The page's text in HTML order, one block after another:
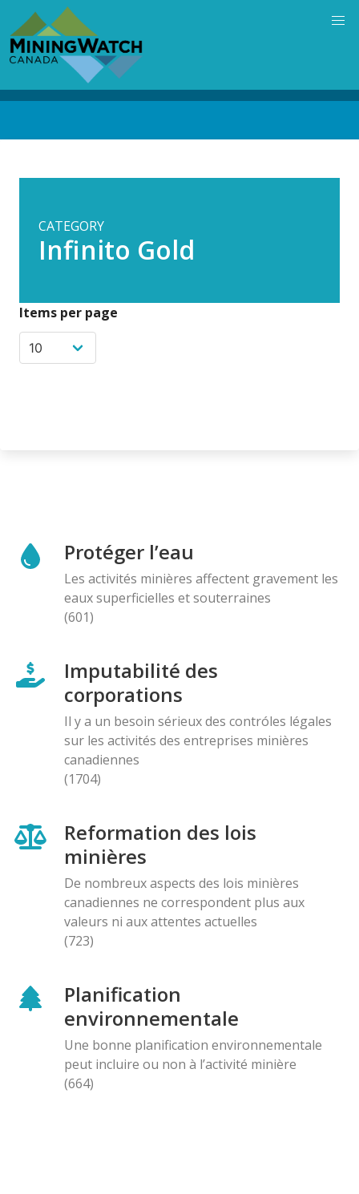
main
content
CATEGORY
Infinito Gold
Items per page
Protéger l’eau
Les activités minières affectent gravement les
eaux superficielles et souterraines
(601)
Imputabilité des
corporations
Il y a un besoin sérieux des contróles légales
sur les activités des entreprises minières
canadiennes
(1704)
Reformation des lois
minières
De nombreux aspects des lois minières
canadiennes ne correspondent plus aux
valeurs ni aux attentes actuelles
(723)
Planification
environnementale
Une bonne planification environnementale
peut incluire ou non à l’activité minière
(664)